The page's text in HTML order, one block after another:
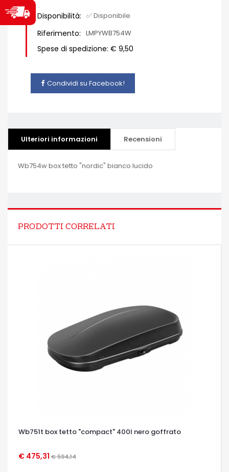
Disponibilità: ✅ Disponibile
Riferimento: LMPYWB754W
Spese di spedizione: € 9,50
Condividi su Facebook!
Ulteriori informazioni Recensioni
Wb754w box tetto "nordic" bianco lucido
PRODOTTI CORRELATI
Wb751t box tetto "compact" 400l nero goffrato
€ 475,31 € 594,14
OCCHIATA VELOCE